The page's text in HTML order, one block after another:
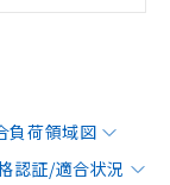
負荷領域図
認証/適合状況